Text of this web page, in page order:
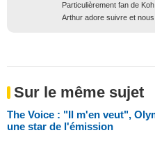
Particulièrement fan de
Arthur adore suivre et
Sur le même sujet
The Voice : "Il m'en veut",
une star de l'émission